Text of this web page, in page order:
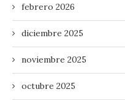
febrero 2026
diciembre 2025
noviembre 2025
octubre 2025